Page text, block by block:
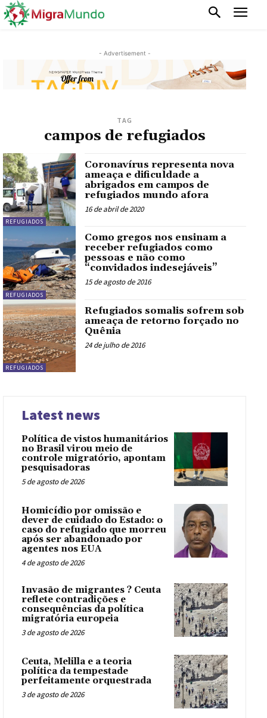
- Advertisement -
TAG
campos de refugiados
REFUGIADOS
Coronavírus representa nova
ameaça e dificuldade a
abrigados em campos de
refugiados mundo afora
16 de abril de 2020
REFUGIADOS
Como gregos nos ensinam a
receber refugiados como
pessoas e não como
“convidados indesejáveis”
15 de agosto de 2016
REFUGIADOS
Refugiados somalis sofrem sob
ameaça de retorno forçado no
Quênia
24 de julho de 2016
Latest news
Política de vistos humanitários
no Brasil virou meio de
controle migratório, apontam
pesquisadoras
5 de agosto de 2026
Homicídio por omissão e
dever de cuidado do Estado: o
caso do refugiado que morreu
após ser abandonado por
agentes nos EUA
4 de agosto de 2026
Invasão de migrantes ? Ceuta
reflete contradições e
consequências da política
migratória europeia
3 de agosto de 2026
Ceuta, Melilla e a teoria
política da tempestade
perfeitamente orquestrada
3 de agosto de 2026